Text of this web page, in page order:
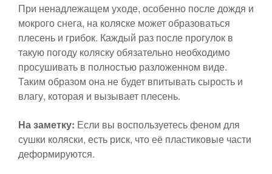
При ненадлежащем уходе, особенно после дождя и
мокрого снега, на коляске может образоваться
плесень и грибок. Каждый раз после прогулок в
такую погоду коляску обязательно необходимо
просушивать в полностью разложенном виде.
Таким образом она не будет впитывать сырость и
влагу, которая и вызывает плесень.
На заметку: Если вы воспользуетесь феном для
сушки коляски, есть риск, что её пластиковые части
деформируются.